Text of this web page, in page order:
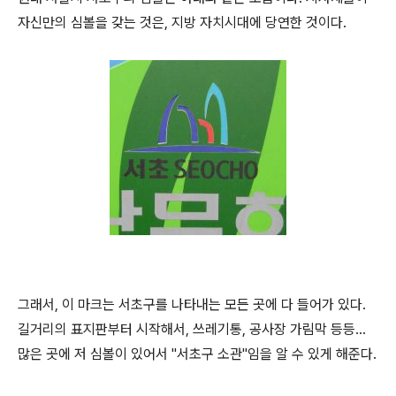
자신만의 심볼을 갖는 것은, 지방 자치시대에 당연한 것이다.
그래서, 이 마크는 서초구를 나타내는 모든 곳에 다 들어가 있다.
길거리의 표지판부터 시작해서, 쓰레기통, 공사장 가림막 등등...
많은 곳에 저 심볼이 있어서 "서초구 소관"임을 알 수 있게 해준다.